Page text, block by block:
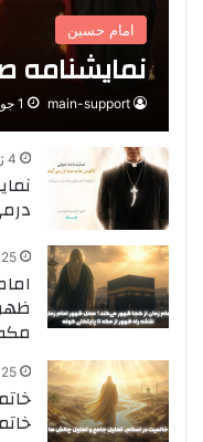
امام حسین
main-support 1 جولای, 2026
4 ژوئن, 2026
25 اکتبر, 2025
25 اکتبر, 2025